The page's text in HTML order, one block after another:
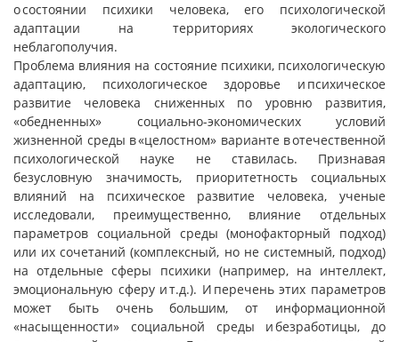
о состоянии психики человека, его психологической
адаптации на территориях экологического
неблагополучия.
Проблема влияния на состояние психики, психологическую
адаптацию, психологическое здоровье и психическое
развитие человека сниженных по уровню развития,
«обедненных» социально-экономических условий
жизненной среды в «целостном» варианте в отечественной
психологической науке не ставилась. Признавая
безусловную значимость, приоритетность социальных
влияний на психическое развитие человека, ученые
исследовали, преимущественно, влияние отдельных
параметров социальной среды (монофакторный подход)
или их сочетаний (комплексный, но не системный, подход)
на отдельные сферы психики (например, на интеллект,
эмоциональную сферу и т.д.). И перечень этих параметров
может быть очень большим, от информационной
«насыщенности» социальной среды и безработицы, до